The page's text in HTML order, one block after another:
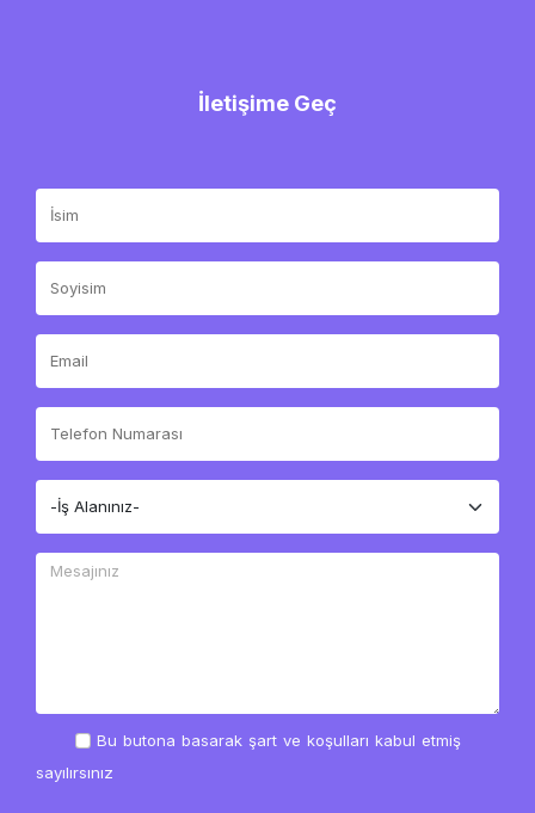
İletişime Geç
Bu butona basarak şart ve koşulları kabul etmiş
sayılırsınız